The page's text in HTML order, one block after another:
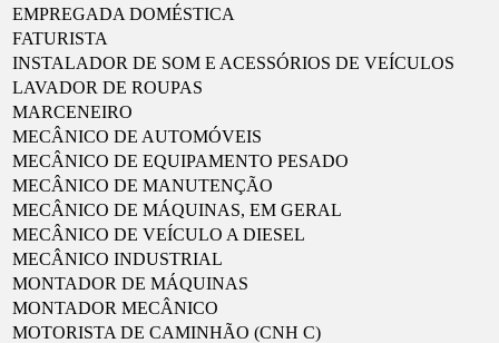
EMPREGADA DOMÉSTICA
FATURISTA
INSTALADOR DE SOM E ACESSÓRIOS DE VEÍCULOS
LAVADOR DE ROUPAS
MARCENEIRO
MECÂNICO DE AUTOMÓVEIS
MECÂNICO DE EQUIPAMENTO PESADO
MECÂNICO DE MANUTENÇÃO
MECÂNICO DE MÁQUINAS, EM GERAL
MECÂNICO DE VEÍCULO A DIESEL
MECÂNICO INDUSTRIAL
MONTADOR DE MÁQUINAS
MONTADOR MECÂNICO
MOTORISTA DE CAMINHÃO (CNH C)